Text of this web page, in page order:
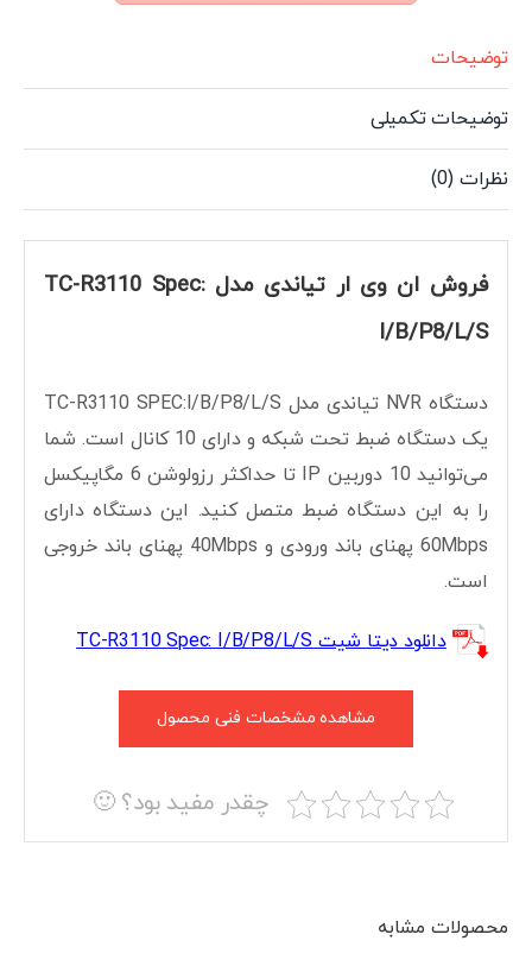
توضیحات
توضیحات تکمیلی
نظرات (0)
فروش ان وی ار تیاندی مدل TC-R3110 Spec:
I/B/P8/L/S
دستگاه NVR تیاندی مدل TC-R3110 SPEC:I/B/P8/L/S
یک دستگاه ضبط تحت شبکه و دارای 10 کانال است. شما
می‌توانید 10 دوربین IP تا حداکثر رزولوشن 6 مگاپیکسل
را به این دستگاه ضبط متصل کنید. این دستگاه دارای
60Mbps پهنای باند ورودی و 40Mbps پهنای باند خروجی
است.
دانلود دیتا شیت TC-R3110 Spec: I/B/P8/L/S
مشاهده مشخصات فنی محصول
چقدر مفید بود؟ 🙂
محصولات مشابه